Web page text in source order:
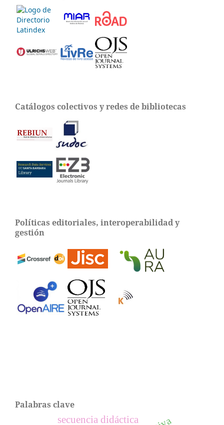
Catálogos colectivos y redes de bibliotecas
Políticas editoriales, interoperabilidad y
gestión
Palabras clave
secuencia didáctica